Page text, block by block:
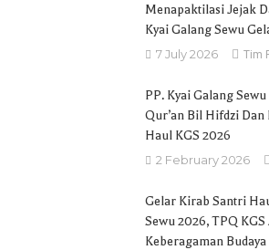
Menapaktilasi Jejak
Kyai Galang Sewu
7 July 2026 Tim
PP. Kyai Galang
Qur’an Bil Hifdzi
Haul KGS 2026
2 February 2026
Gelar Kirab Santri
Sewu 2026, TPQ
Keberagaman